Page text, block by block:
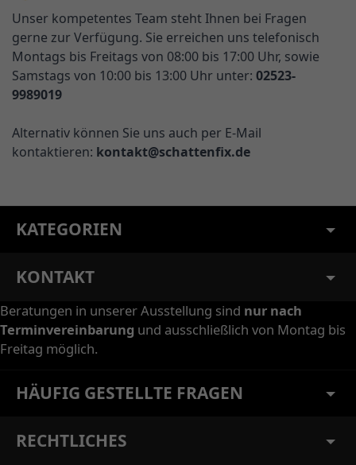
Unser kompetentes Team steht Ihnen bei Fragen
gerne zur Verfügung. Sie erreichen uns telefonisch
Montags bis Freitags von 08:00 bis 17:00 Uhr, sowie
Samstags von 10:00 bis 13:00 Uhr unter: 02523-
9989019
Alternativ können Sie uns auch per E-Mail
kontaktieren: kontakt@schattenfix.de
KATEGORIEN
KONTAKT
Beratungen in unserer Ausstellung sind nur nach
Terminvereinbarung und ausschließlich von Montag bis
Freitag möglich.
HÄUFIG GESTELLTE FRAGEN
RECHTLICHES